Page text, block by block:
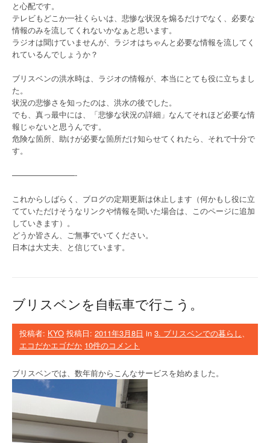
と心配です。
テレビもどこか一社くらいは、悲惨な状況を煽るだけでなく、必要な
情報のみを流してくれないかなぁと思います。
ラジオは聞けていませんが、ラジオはちゃんと必要な情報を流してく
れているんでしょうか？
ブリスベンの洪水時は、ラジオの情報が、本当にとても役に立ちまし
た。
状況の悲惨さを知ったのは、洪水の後でした。
でも、真っ最中には、「悲惨な状況の詳細」なんてそれほど必要な情
報じゃないと思うんです。
危険な箇所、助けが必要な箇所だけ知らせてくれたら、それで十分で
す。
————————-
これからしばらく、ブログの定期更新は休止します（何かもし役に立
てていただけそうなリンクや情報を聞いた場合は、このページに追加
していきます）。
どうか皆さん、ご無事でいてください。
日本は大丈夫、と信じています。
ブリスベンを自転車で行こう。
投稿者: KYO 投稿日: 2011年3月8日 in 3. ブリスベンでの暮らし
エコだかエゴだか 10件のコメント
ブリスベンでは、数年前からこんなサービスを始めました。